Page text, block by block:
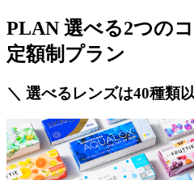
PLAN 選べる2つの
定額制プラン
＼ 選べるレンズは40種類